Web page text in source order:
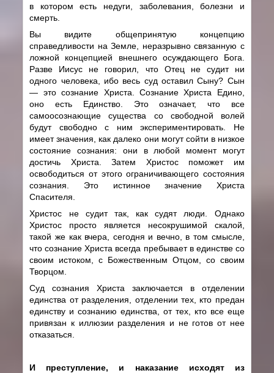
в котором есть недуги, заболевания, болезни и
смерть.
Вы видите общепринятую концепцию
справедливости на Земле, неразрывно связанную с
ложной концепцией внешнего осуждающего Бога.
Разве Иисус не говорил, что Отец не судит ни
одного человека, ибо весь суд оставил Сыну? Сын
— это сознание Христа. Сознание Христа Едино,
оно есть Единство. Это означает, что все
самоосознающие существа со свободной волей
будут свободно с ним экспериментировать. Не
имеет значения, как далеко они могут сойти в низкое
состояние сознания: они в любой момент могут
достичь Христа. Затем Христос поможет им
освободиться от этого ограничивающего состояния
сознания. Это истинное значение Христа
Спасителя.
Христос не судит так, как судят люди. Однако
Христос просто является несокрушимой скалой,
такой же как вчера, сегодня и вечно, в том смысле,
что сознание Христа всегда пребывает в единстве со
своим истоком, с Божественным Отцом, со своим
Творцом.
Суд сознания Христа заключается в отделении
единства от разделения, отделении тех, кто предан
единству и сознанию единства, от тех, кто все еще
привязан к иллюзии разделения и не готов от нее
отказаться.
И преступление, и наказание исходят из